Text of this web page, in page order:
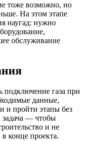
тоже возможно, но
На этом этапе
наугад: нужно
обслуживание
подключение газа при
данные,
и пройти этапы без
задача — чтобы
и не
конце проекта.